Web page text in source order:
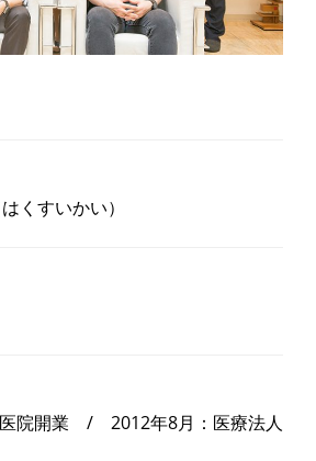
くすいかい）
医院開業 / 2012年8月：医療法人